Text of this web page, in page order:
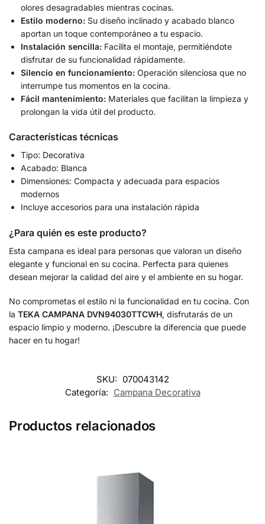
olores desagradables mientras cocinas.
Estilo moderno: Su diseño inclinado y acabado blanco
aportan un toque contemporáneo a tu espacio.
Instalación sencilla: Facilita el montaje, permitiéndote
disfrutar de su funcionalidad rápidamente.
Silencio en funcionamiento: Operación silenciosa que no
interrumpe tus momentos en la cocina.
Fácil mantenimiento: Materiales que facilitan la limpieza y
prolongan la vida útil del producto.
Características técnicas
Tipo: Decorativa
Acabado: Blanca
Dimensiones: Compacta y adecuada para espacios
modernos
Incluye accesorios para una instalación rápida
¿Para quién es este producto?
Esta campana es ideal para personas que valoran un diseño
elegante y funcional en su cocina. Perfecta para quienes
desean mejorar la calidad del aire y el ambiente en su hogar.
No comprometas el estilo ni la funcionalidad en tu cocina. Con
la TEKA CAMPANA DVN94030TTCWH, disfrutarás de un
espacio limpio y moderno. ¡Descubre la diferencia que puede
hacer en tu hogar!
SKU: 070043142
Categoría: Campana Decorativa
Productos relacionados